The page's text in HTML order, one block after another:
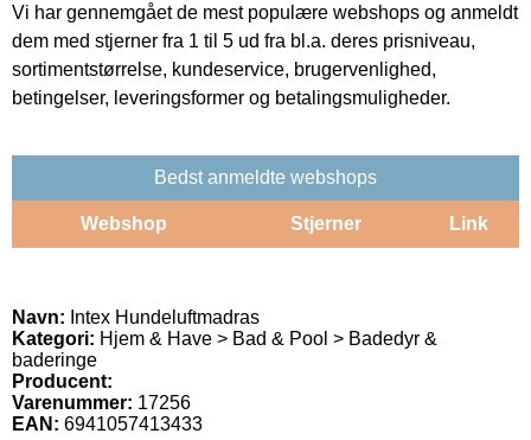
Vi har gennemgået de mest populære webshops og anmeldt
dem med stjerner fra 1 til 5 ud fra bl.a. deres prisniveau,
sortimentstørrelse, kundeservice, brugervenlighed,
betingelser, leveringsformer og betalingsmuligheder.
Bedst anmeldte webshops
Webshop Stjerner Link
Navn: Intex Hundeluftmadras
Kategori: Hjem & Have > Bad & Pool > Badedyr &
baderinge
Producent:
Varenummer: 17256
EAN: 6941057413433